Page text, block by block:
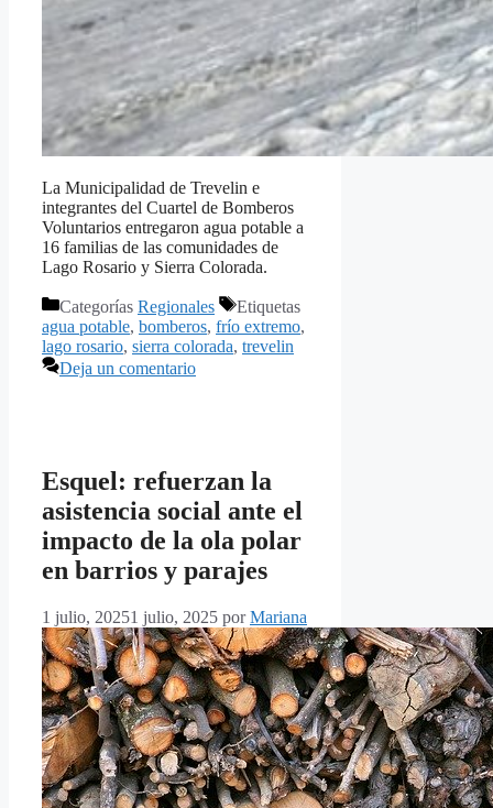
La Municipalidad de Trevelin e
integrantes del Cuartel de Bomberos
Voluntarios entregaron agua potable a
16 familias de las comunidades de
Lago Rosario y Sierra Colorada.
Categorías Regionales
Etiquetas
agua potable, bomberos, frío extremo,
lago rosario, sierra colorada, trevelin
Deja un comentario
Esquel: refuerzan la
asistencia social ante el
impacto de la ola polar
en barrios y parajes
1 julio, 20251 julio, 2025 porMariana